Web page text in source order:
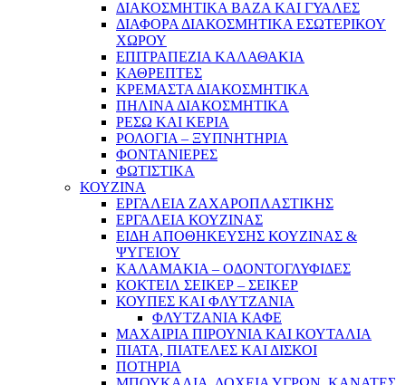
ΔΙΑΚΟΣΜΗΤΙΚΑ ΒΑΖΑ ΚΑΙ ΓΥΑΛΕΣ
ΔΙΑΦΟΡΑ ΔΙΑΚΟΣΜΗΤΙΚΑ ΕΣΩΤΕΡΙΚΟΥ
ΧΩΡΟΥ
ΕΠΙΤΡΑΠΕΖΙΑ ΚΑΛΑΘΑΚΙΑ
ΚΑΘΡΕΠΤΕΣ
ΚΡΕΜΑΣΤΑ ΔΙΑΚΟΣΜΗΤΙΚΑ
ΠΗΛΙΝΑ ΔΙΑΚΟΣΜΗΤΙΚΑ
ΡΕΣΩ ΚΑΙ ΚΕΡΙΑ
ΡΟΛΟΓΙΑ – ΞΥΠΝΗΤΗΡΙΑ
ΦΟΝΤΑΝΙΕΡΕΣ
ΦΩΤΙΣΤΙΚΑ
ΚΟΥΖΙΝΑ
ΕΡΓΑΛΕΙΑ ΖΑΧΑΡΟΠΛΑΣΤΙΚΗΣ
ΕΡΓΑΛΕΙΑ ΚΟΥΖΙΝΑΣ
ΕΙΔΗ ΑΠΟΘΗΚΕΥΣΗΣ ΚΟΥΖΙΝΑΣ &
ΨΥΓΕΙΟΥ
ΚΑΛΑΜΑΚΙΑ – ΟΔΟΝΤΟΓΛΥΦΙΔΕΣ
ΚΟΚΤΕΙΛ ΣΕΙΚΕΡ – ΣΕΙΚΕΡ
ΚΟΥΠΕΣ ΚΑΙ ΦΛΥΤΖΑΝΙΑ
ΦΛΥΤΖΑΝΙΑ ΚΑΦΕ
ΜΑΧΑΙΡΙΑ ΠΙΡΟΥΝΙΑ ΚΑΙ ΚΟΥΤΑΛΙΑ
ΠΙΑΤΑ, ΠΙΑΤΕΛΕΣ ΚΑΙ ΔΙΣΚΟΙ
ΠΟΤΗΡΙΑ